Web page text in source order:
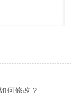
何修改？
2026/03/12